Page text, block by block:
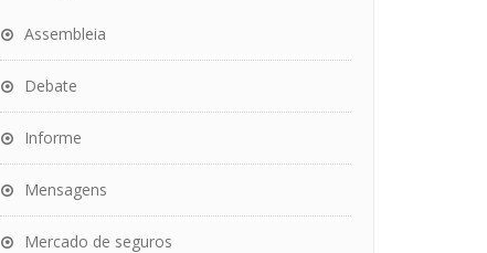
Assembleia
Debate
Informe
Mensagens
Mercado de seguros